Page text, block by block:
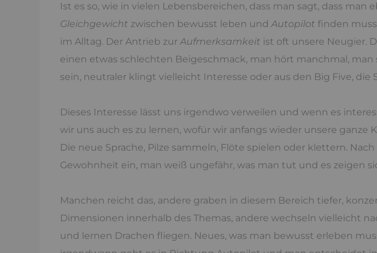
Ist es so, wie in vielen Lebensbereichen, dass man sagt, dass man
Gleichgewicht zwischen bewusst leben undAutopilot finden
im Alltag. Der Antrieb zurAufmerksamkeit ist oft unsere Neugier.
einen etwas schlechten Beigeschmack, man hört manchmal, man
sein, neutraler klingt vielleicht Interesse oder aus den Big Five, die
Dieses Interesse lässt uns irgendwo verweilen und wenn es
wir uns auch es zu lernen, wofür wir anfangs wieder unsere ganze
Die neue Sprache, Pilze sammeln, Flöte spielen oder klettern.
Gewohnheit ein, man weiß ungefähr, was man tut und es zeigen
Manchen reicht das, andere graben in diesem Bereich tiefer,
Dimensionen innerhalb des Themas, andere wechseln vielleicht
und lernen Drachen fliegen. Neues, was man bewusst erleben